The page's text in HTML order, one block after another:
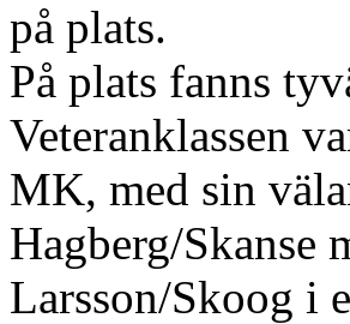
på plats.
På plats fanns
Veteranklassen
MK, med sin
Hagberg/Skanse
Larsson/Skoog i